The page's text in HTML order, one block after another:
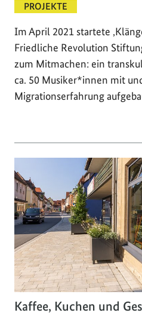
PROJEKTE
Im April 2021 startete
Friedliche Revolution
zum Mitmachen: ein
ca. 50 Musiker*innen mit
Migrationserfahrung
Kaffee, Kuchen und